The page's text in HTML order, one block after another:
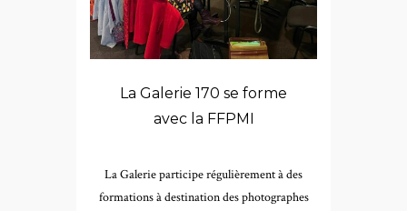
La Galerie 170 se forme
avec la FFPMI
La Galerie participe régulièrement à des
formations à destination des photographes